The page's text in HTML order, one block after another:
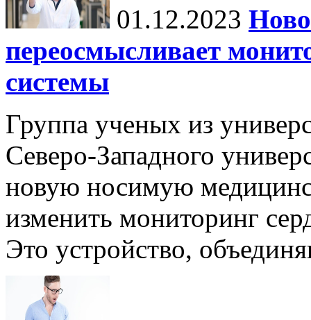
01.12.2023
переосмысливает
системы
Группа ученых из
Северо-Западного
новую носимую
изменить мониторинг
Это устройство,